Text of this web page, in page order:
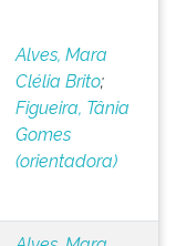
Alves, Mara
Clélia Brito;
Figueira, Tânia
Gomes
(orientadora)